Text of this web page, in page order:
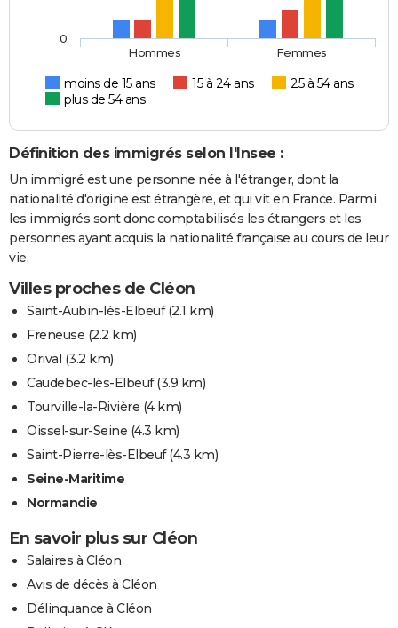
moins de 15 ans 15 à 24 ans
25 à 54 ans
plus de 54 ans
Hommes Femmes
0
Définition des immigrés selon l'Insee :
Un immigré est une personne née à l'étranger, dont la
nationalité d'origine est étrangère, et qui vit en France. Parmi
les immigrés sont donc comptabilisés les étrangers et les
personnes ayant acquis la nationalité française au cours de leur
vie.
Villes proches de Cléon
Saint-Aubin-lès-Elbeuf(2.1 km)
Freneuse (2.2 km)
Orival (3.2 km)
Caudebec-lès-Elbeuf(3.9 km)
Tourville-la-Rivière (4 km)
Oissel-sur-Seine (4.3 km)
Saint-Pierre-lès-Elbeuf(4.3 km)
Seine-Maritime
Normandie
En savoir plus sur Cléon
Salaires à Cléon
Avis de décès à Cléon
Délinquance à Cléon